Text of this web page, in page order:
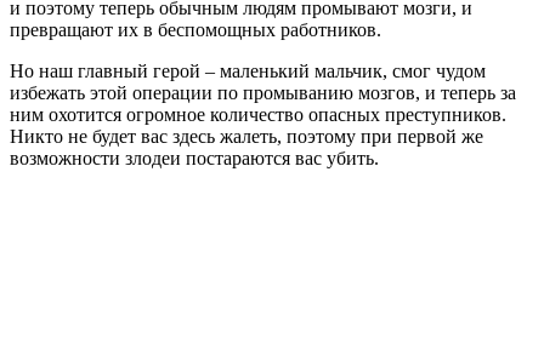
и поэтому теперь обычным людям промывают мозги, и
превращают их в беспомощных работников.
Но наш главный герой – маленький мальчик, смог чудом
избежать этой операции по промыванию мозгов, и теперь за
ним охотится огромное количество опасных преступников.
Никто не будет вас здесь жалеть, поэтому при первой же
возможности злодеи постараются вас убить.